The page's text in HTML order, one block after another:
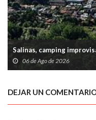
Salinas, camping
06 de Ago de 2026
DEJAR UN